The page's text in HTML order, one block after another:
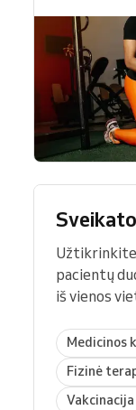
Užtikrinkite
pacientų
iš vienos
Medicinos
Fizinė